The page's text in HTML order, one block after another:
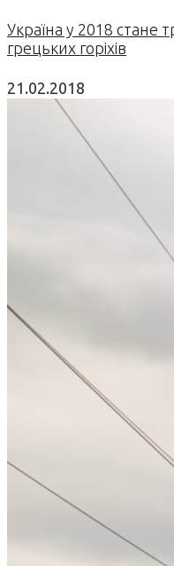
Україна у 2018 стане
грецьких горіхів
21.02.2018